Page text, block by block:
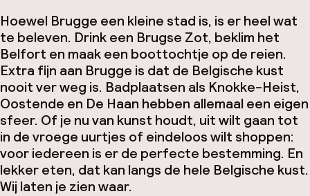
Hoewel Brugge een kleine stad is, is er heel wat
te beleven. Drink een Brugse Zot, beklim het
Belfort en maak een boottochtje op de reien.
Extra fijn aan Brugge is dat de Belgische kust
nooit ver weg is. Badplaatsen als Knokke-Heist,
Oostende en De Haan hebben allemaal een eigen
sfeer. Of je nu van kunst houdt, uit wilt gaan tot
in de vroege uurtjes of eindeloos wilt shoppen:
voor iedereen is er de perfecte bestemming. En
lekker eten, dat kan langs de hele Belgische kust.
Wij laten je zien waar.